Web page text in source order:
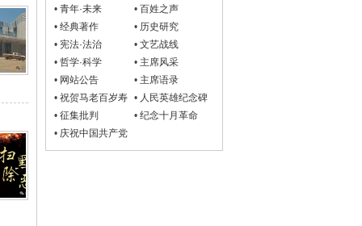
• 青年·未来 • 百姓之声
• 经典著作 • 历史研究
• 宪法·法治 • 文艺战线
• 哲学·科学 • 主席风采
• 网站公告 • 主席语录
• 祝贺马老百岁寿
诞
• 人民英雄纪念碑
• 征集批判 • 纪念十月革命
• 庆祝中国共产党
成立100周年